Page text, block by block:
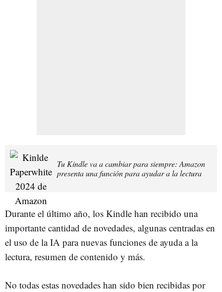
Tu Kindle va a cambiar para siempre: Amazon
presenta una función para ayudar a la lectura
Durante el último año, los Kindle han recibido una
importante cantidad de novedades, algunas centradas en
el uso de la IA para nuevas funciones de ayuda a la
lectura, resumen de contenido y más.
No todas estas novedades han sido bien recibidas por